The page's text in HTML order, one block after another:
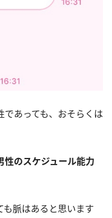
あっても、おそらくは
性のスケジュール能力
脈はあると思います